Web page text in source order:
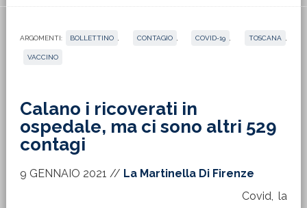
ARGOMENTI: BOLLETTINO CONTAGIO COVID-19 TOSCANA
VACCINO
Calano i ricoverati in
ospedale, ma ci sono altri 529
contagi
9 GENNAIO 2021 // La Martinella Di Firenze
Covid, la